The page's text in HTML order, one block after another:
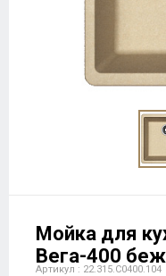
Мойка для
Вега-400 беж
Артикул : 22.315.C0400.104